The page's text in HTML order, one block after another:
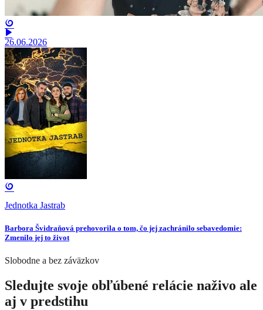
26.06.2026
Jednotka Jastrab
Barbora Švidraňová prehovorila o tom, čo jej zachránilo sebavedomie:
Zmenilo jej to život
Slobodne a bez záväzkov
Sledujte svoje obľúbené relácie naživo ale
aj v predstihu